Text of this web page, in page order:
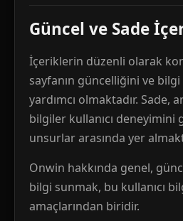
Güncel ve Sade
İçeriklerin düzenli olarak
sayfanın güncelliğini ve
yardımcı olmaktadır. Sade,
bilgiler kullanıcı
unsurlar arasında yer
Onwin hakkında genel,
bilgi sunmak, bu kullanıcı
amaçlarından biridir.